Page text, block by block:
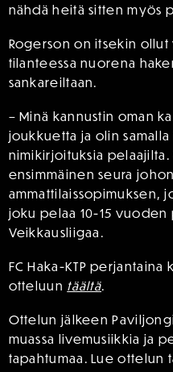
nähdä heitä sitten myös
Rogerson on itsekin ollut
tilanteessa nuorena
sankareiltaan.
– Minä kannustin oman
joukkuetta ja olin samalla
nimikirjoituksia
ensimmäinen seura
ammattilaissopimuksen,
joku pelaa 10-15 vuoden
Veikkausliigaa.
FC Haka-KTP perjantaina
otteluun täältä.
Ottelun jälkeen
muassa livemusiikkia ja
tapahtumaa. Lue ottelun